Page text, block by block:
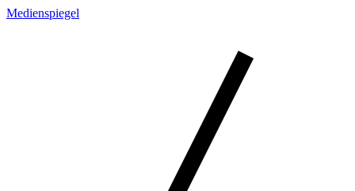
Medienspiegel